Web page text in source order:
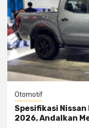
Otomotif
Spesifikasi Nissan
2026, Andalkan